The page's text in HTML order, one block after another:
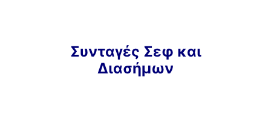
Συνταγές Σεφ και
Διασήμων